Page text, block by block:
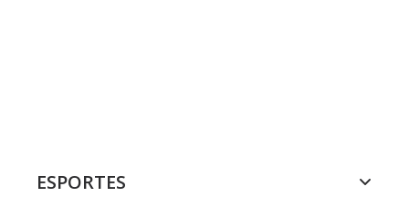
ESPORTES